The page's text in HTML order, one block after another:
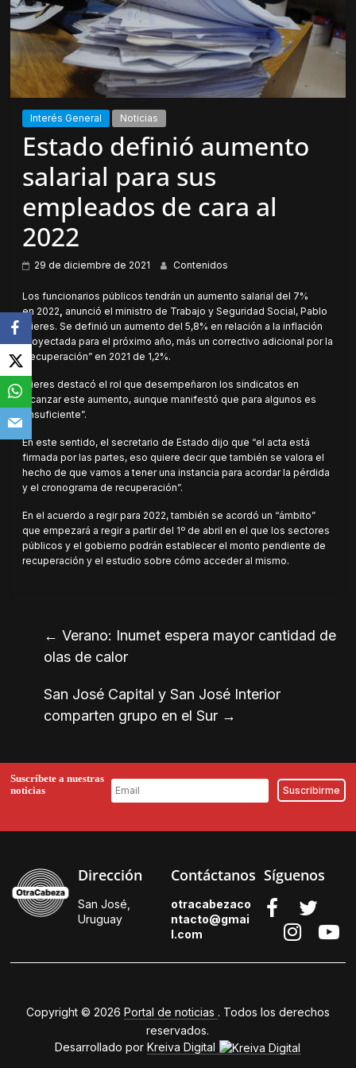
Interés General Noticias
Estado definió aumento
salarial para sus
empleados de cara al
2022
29 de diciembre de 2021 Contenidos
Los funcionarios públicos tendrán un aumento salarial del 7%
en 2022 anunció el ministro de Trabajo y Seguridad Social, Pablo
Mieres. Se definió un aumento del 5,8% en relación a la inflación
proyectada para el próximo año, más un correctivo adicional por la
“recuperación” en 2021 de 1,2%.
Mieres destacó el rol que desempeñaron los sindicatos en
alcanzar este aumento, aunque manifestó que para algunos es
“insuficiente”.
En este sentido, el secretario de Estado dijo que “el acta está
firmada por las partes, eso quiere decir que también se valora el
hecho de que vamos a tener una instancia para acordar la pérdida
y el cronograma de recuperación”.
En el acuerdo a regir para 2022, también se acordó un “ámbito”
que empezará a regir a partir del 1º de abril en el que los sectores
públicos y el gobierno podrán establecer el monto pendiente de
recuperación y el estudio sobre cómo acceder al mismo.
← Verano: Inumet espera mayor cantidad de
olas de calor
San José Capital y San José Interior
comparten grupo en el Sur →
Suscríbete a nuestras
noticias
Dirección
San José,
Uruguay
Contáctanos
otracabezaco
ntacto@gmai
l.com
Síguenos
Copyright © 2026 Portal de noticias . Todos los derechos
reservados.
Desarrollado porKreiva Digital